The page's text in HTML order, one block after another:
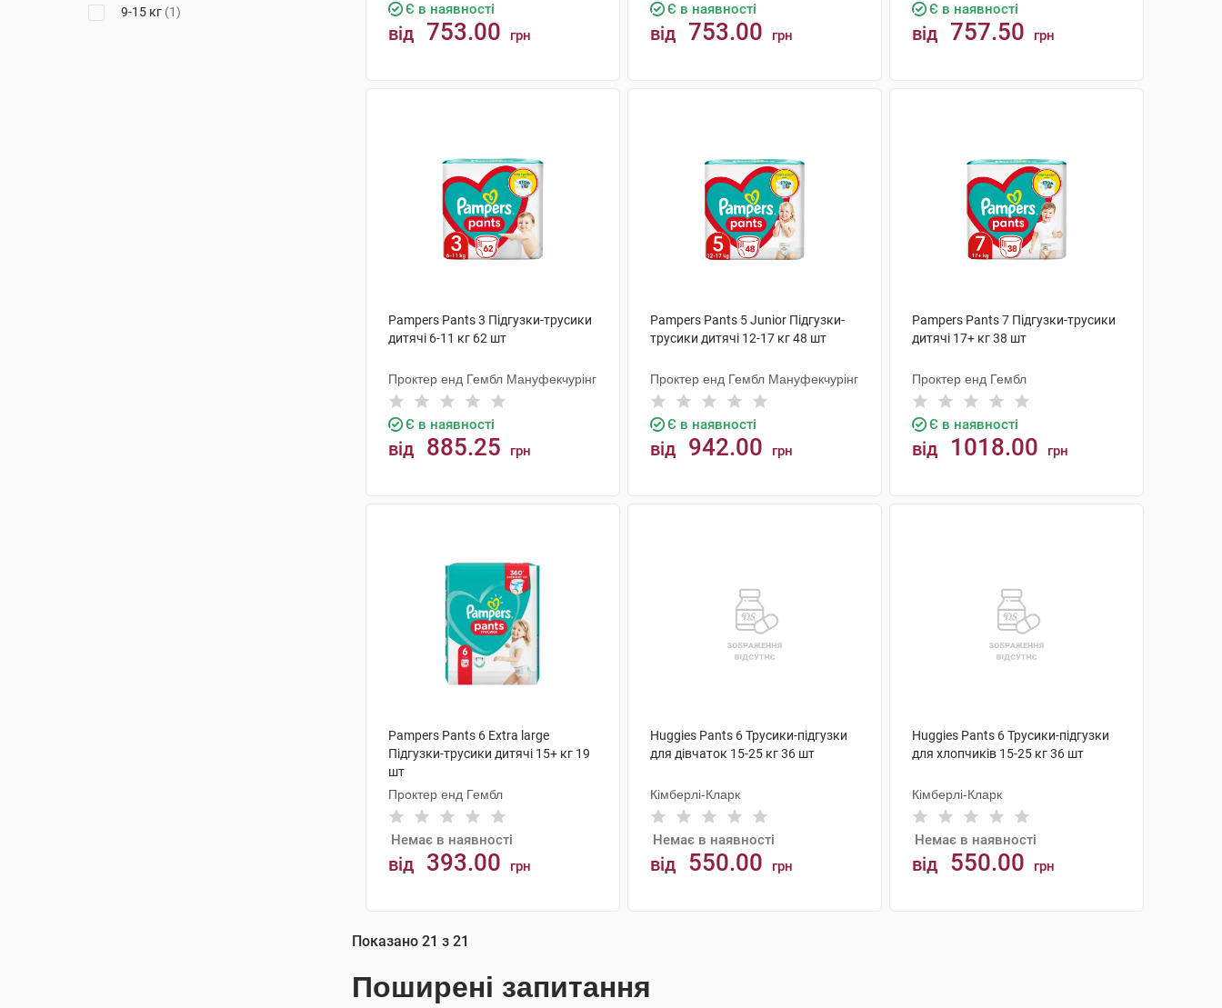
9-15 кг (1) Є в наявності
від 753.00 грн
Є в наявності
від 753.00 грн
Є в наявності
від 757.50 грн
Pampers Pants 3 Підгузки-трусики
дитячі 6-11 кг 62 шт
Проктер енд Гембл Мануфекчурінг
Є в наявності
від 885.25 грн
Pampers Pants 5 Junior Підгузки-
трусики дитячі 12-17 кг 48 шт
Проктер енд Гембл Мануфекчурінг
Є в наявності
від 942.00 грн
Pampers Pants 7 Підгузки-трусики
дитячі 17+ кг 38 шт
Проктер енд Гембл
Є в наявності
від 1018.00 грн
Pampers Pants 6 Extra large
Підгузки-трусики дитячі 15+ кг 19
шт
Проктер енд Гембл
Немає в наявності
від 393.00 грн
АНАЛОГИ
Huggies Pants 6 Трусики-підгузки
для дівчаток 15-25 кг 36 шт
Кімберлі-Кларк
Немає в наявності
від 550.00 грн
Huggies Pants 6 Трусики-підгузки
для хлопчиків 15-25 кг 36 шт
Кімберлі-Кларк
Немає в наявності
від 550.00 грн
Показано 21 з 21
Поширені запитання